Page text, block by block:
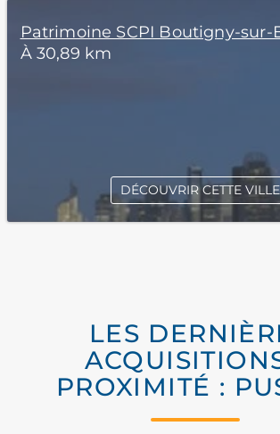
Patrimoine SCPI Boutigny-sur-
À 30,89 km
DÉCOUVRIR CETTE VILLE
LES
PROXIMITÉ :